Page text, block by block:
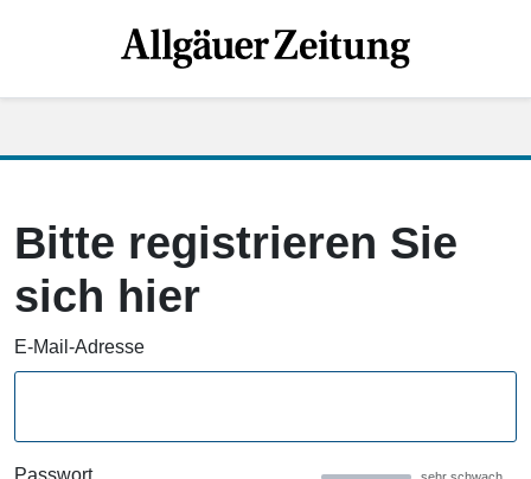
Bitte registrieren Sie
sich hier
E-Mail-Adresse